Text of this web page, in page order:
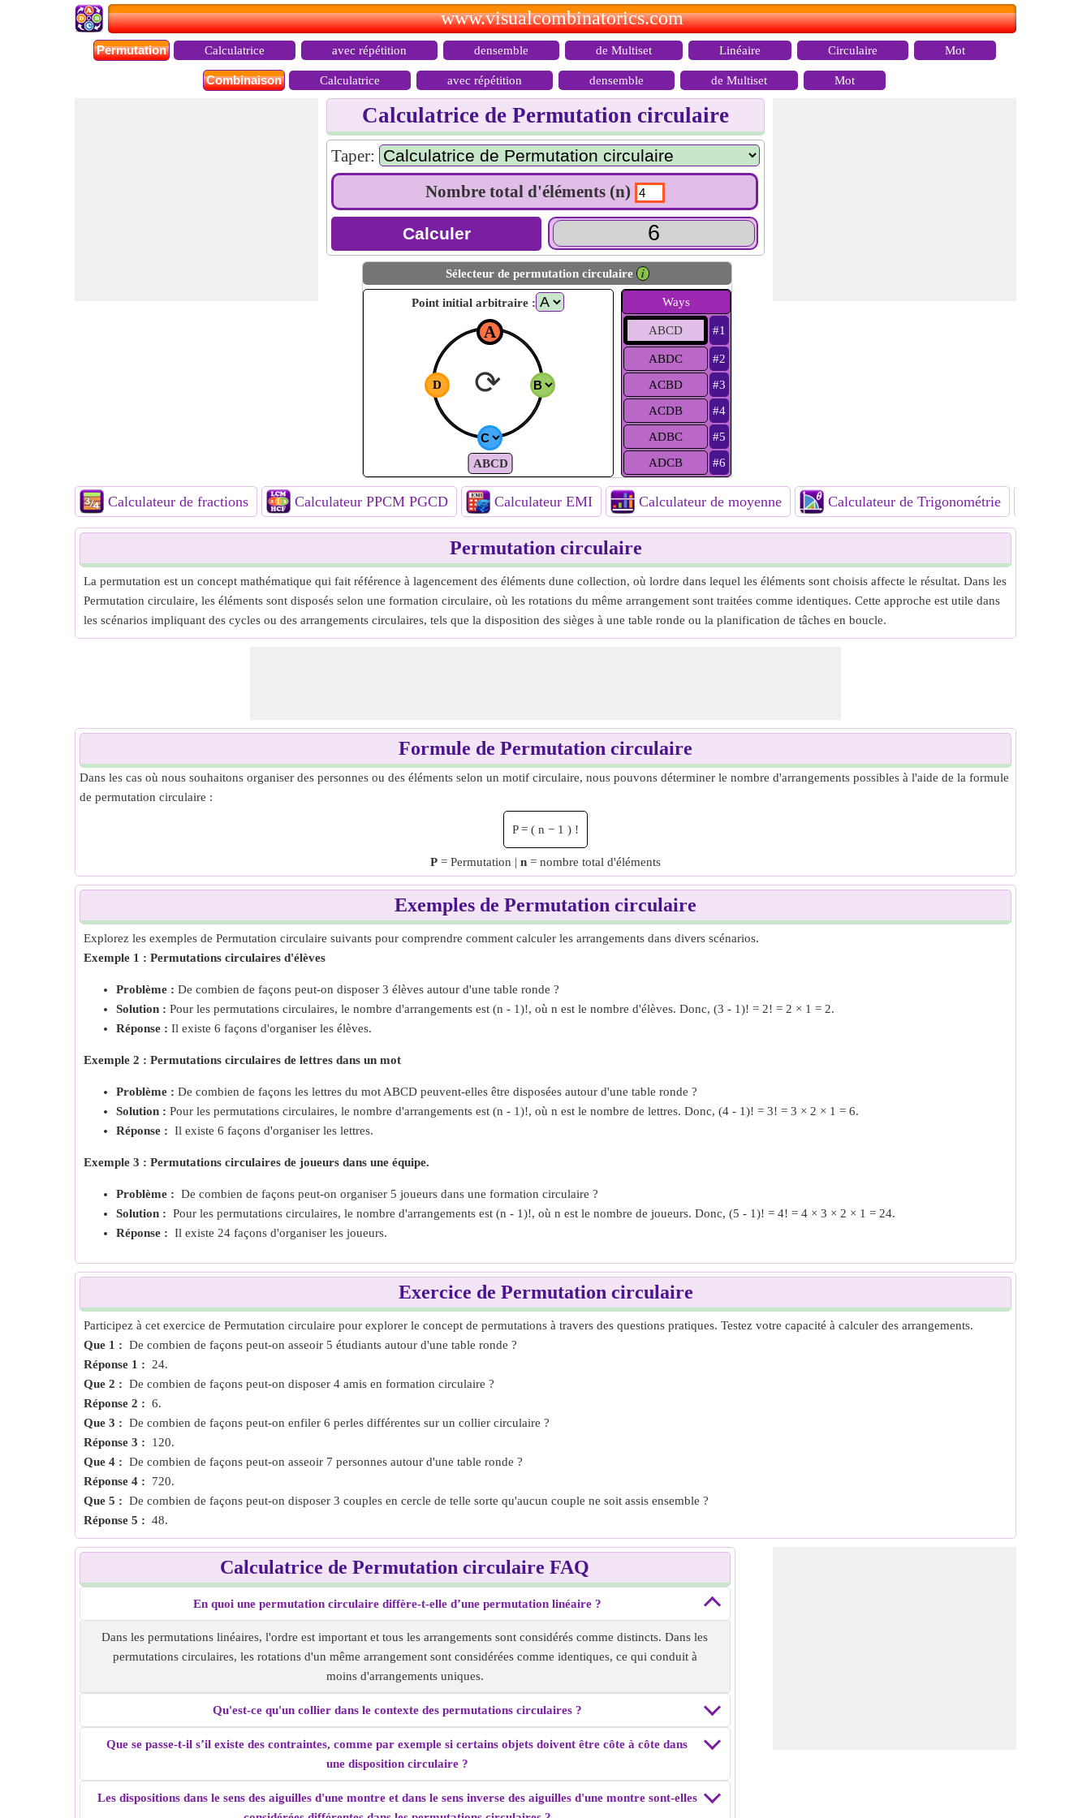
www.visualcombinatorics.com
Permutation Calculatrice avec répétition densemble de Multiset Linéaire Circulaire Mot
Combinaison Calculatrice avec répétition densemble de Multiset Mot
Calculatrice de Permutation circulaire
Taper:
Nombre total d'éléments (n)
Sélecteur de permutation circulaire 𝒊
Point initial arbitraire :
A
D ⟳
ABCD
Ways
ABCD #1
ABDC
#2
ACBD
#3
ACDB
#4
ADBC
#5
ADCB
#6
Calculateur de fractions Calculateur PPCM PGCD Calculateur EMI Calculateur de moyenne Calculateur de Trigonométrie
Permutation circulaire
La permutation est un concept mathématique qui fait référence à lagencement des éléments dune collection, où lordre dans lequel les éléments sont choisis affecte le résultat. Dans les
Permutation circulaire, les éléments sont disposés selon une formation circulaire, où les rotations du même arrangement sont traitées comme identiques. Cette approche est utile dans
les scénarios impliquant des cycles ou des arrangements circulaires, tels que la disposition des sièges à une table ronde ou la planification de tâches en boucle.
Formule de Permutation circulaire
Dans les cas où nous souhaitons organiser des personnes ou des éléments selon un motif circulaire, nous pouvons déterminer le nombre d'arrangements possibles à l'aide de la formule
de permutation circulaire :
P = ( n − 1 ) !
P = Permutation | n = nombre total d'éléments
Exemples de Permutation circulaire
Explorez les exemples de Permutation circulaire suivants pour comprendre comment calculer les arrangements dans divers scénarios.
Exemple 1 : Permutations circulaires d'élèves
Problème : De combien de façons peut-on disposer 3 élèves autour d'une table ronde ?
Solution : Pour les permutations circulaires, le nombre d'arrangements est (n - 1)!, où n est le nombre d'élèves. Donc, (3 - 1)! = 2! = 2 × 1 = 2.
Réponse : Il existe 6 façons d'organiser les élèves.
Exemple 2 : Permutations circulaires de lettres dans un mot
Problème : De combien de façons les lettres du mot ABCD peuvent-elles être disposées autour d'une table ronde ?
Solution : Pour les permutations circulaires, le nombre d'arrangements est (n - 1)!, où n est le nombre de lettres. Donc, (4 - 1)! = 3! = 3 × 2 × 1 = 6.
Réponse : Il existe 6 façons d'organiser les lettres.
Exemple 3 : Permutations circulaires de joueurs dans une équipe.
Problème : De combien de façons peut-on organiser 5 joueurs dans une formation circulaire ?
Solution : Pour les permutations circulaires, le nombre d'arrangements est (n - 1)!, où n est le nombre de joueurs. Donc, (5 - 1)! = 4! = 4 × 3 × 2 × 1 = 24.
Réponse : Il existe 24 façons d'organiser les joueurs.
Exercice de Permutation circulaire
Participez à cet exercice de Permutation circulaire pour explorer le concept de permutations à travers des questions pratiques. Testez votre capacité à calculer des arrangements.
Que 1 : De combien de façons peut-on asseoir 5 étudiants autour d'une table ronde ?
Réponse 1 :
24.
Que 2 : De combien de façons peut-on disposer 4 amis en formation circulaire ?
Réponse 2 : 6.
Que 3 : De combien de façons peut-on enfiler 6 perles différentes sur un collier circulaire ?
Réponse 3 :
120.
Que 4 : De combien de façons peut-on asseoir 7 personnes autour d'une table ronde ?
Réponse 4 :
720.
Que 5 : De combien de façons peut-on disposer 3 couples en cercle de telle sorte qu'aucun couple ne soit assis ensemble ?
Réponse 5 : 48.
Calculatrice de Permutation circulaire FAQ
En quoi une permutation circulaire diffère-t-elle d’une permutation linéaire ?
Dans les permutations linéaires, l'ordre est important et tous les arrangements sont considérés comme distincts. Dans les
permutations circulaires, les rotations d'un même arrangement sont considérées comme identiques, ce qui conduit à
moins d'arrangements uniques.
Qu'est-ce qu'un collier dans le contexte des permutations circulaires ?
Que se passe-t-il s’il existe des contraintes, comme par exemple si certains objets doivent être côte à côte dans
une disposition circulaire ?
Les dispositions dans le sens des aiguilles d'une montre et dans le sens inverse des aiguilles d'une montre sont-elles